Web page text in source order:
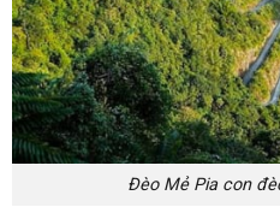
Đèo Mẻ Pia con